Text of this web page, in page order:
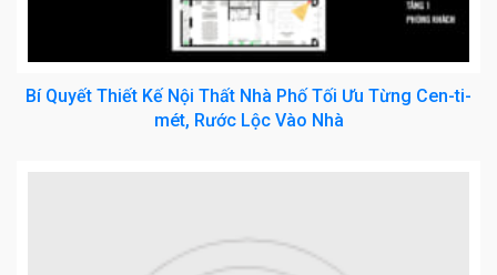
Bí Quyết Thiết Kế Nội Thất Nhà Phố Tối Ưu Từng Cen-ti-
mét, Rước Lộc Vào Nhà